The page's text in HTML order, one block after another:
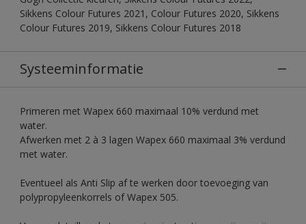
Sikkens Colour Futures 2021, Colour Futures 2020, Sikkens
Colour Futures 2019, Sikkens Colour Futures 2018
Systeeminformatie
Primeren met Wapex 660 maximaal 10% verdund met
water.
Afwerken met 2 à 3 lagen Wapex 660 maximaal 3% verdund
met water.
Eventueel als Anti Slip af te werken door toevoeging van
polypropyleenkorrels of Wapex 505.